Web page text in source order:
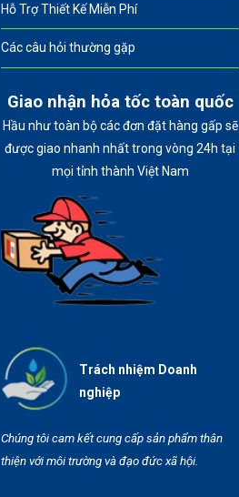
Hỗ Trợ Thiết Kế Miễn Phí
Các câu hỏi thường gặp
Giao nhận hỏa tốc toàn quốc
Hầu như toàn bộ các đơn đặt hàng gấp sẽ
được giao nhanh nhất trong vòng 24h tại
mọi tỉnh thành Việt Nam
Trách nhiệm Doanh
nghiệp
Chúng tôi cam kết cung cấp sản phẩm thân
thiện với môi trường và đạo đức xã hội.